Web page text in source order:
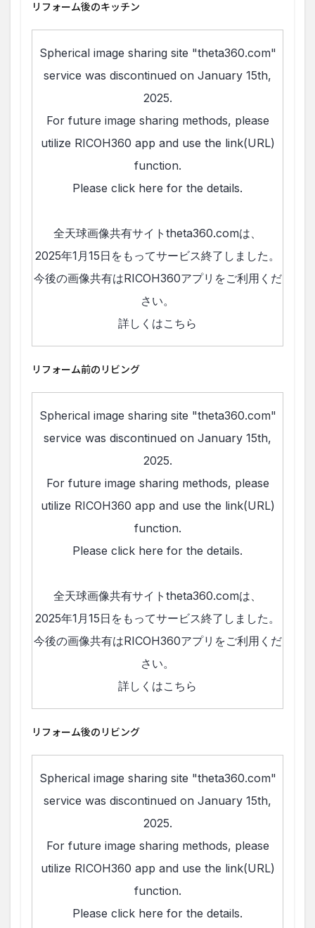
リフォーム後のキッチン
リフォーム前のリビング
リフォーム後のリビング